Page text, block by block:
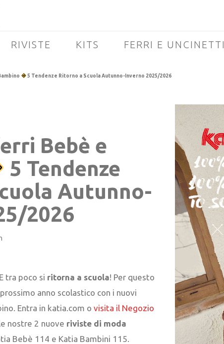
RIVISTE KITS FERRI E UNCINETTI
5 Tendenze Ritorno a Scuola Autunno-Inverno 2025/2026
Bebè e
5 Tendenze
Autunno-
2026
tra poco si ritorna a scuola! Per questo
anno scolastico con i nuovi
Entra in katia.com o visita il Negozio
nostre 2 nuove riviste di moda
Bebè 114 e Katia Bambini 115.